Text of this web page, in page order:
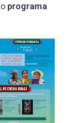
programa